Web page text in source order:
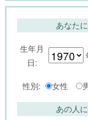
あなた
生年月
日:
性別: 女性
あの人